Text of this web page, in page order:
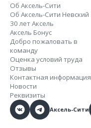
Об Аксель-Сити
Об Аксель-Сити Невский
30 лет Аксель
Аксель Бонус
Добро пожаловать в
команду
Оценка условий труда
Отзывы
Контактная информация
Новости
Реквизиты
Аксель-Сити